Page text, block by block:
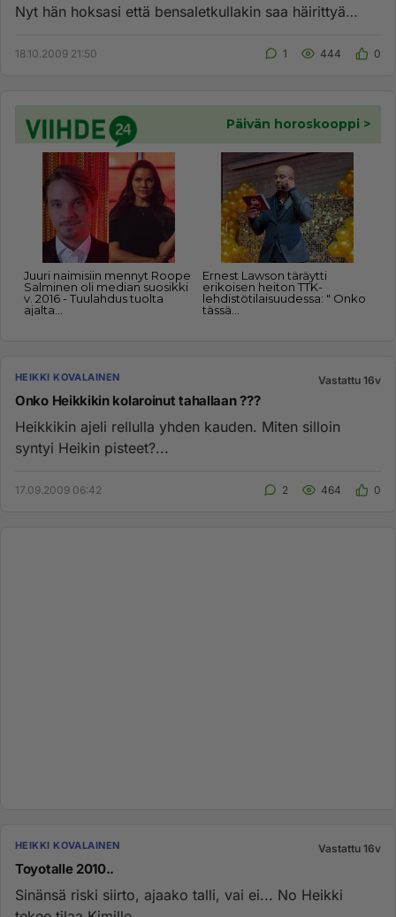
Nyt hän hoksasi että bensaletkullakin saa häirittyä
18.10.2009 21:50 1 444 0
HEIKKI KOVALAINEN Vastattu 16v
Onko Heikkikin kolaroinut tahallaan ???
Heikkikin ajeli rellulla yhden kauden. Miten silloin
syntyi Heikin pisteet?...
17.09.2009 06:42 2 464 0
HEIKKI KOVALAINEN Vastattu 16v
Toyotalle 2010..
Sinänsä riski siirto, ajaako talli, vai ei... No Heikki